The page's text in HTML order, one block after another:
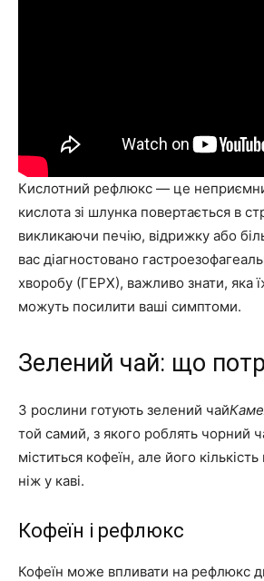
Кислотний рефлюкс — це
кислота зі шлунка повертається в
викликаючи печію, відрижку або
вас діагностовано
хворобу (ГЕРХ), важливо знати, яка
можуть посилити ваші симптоми.
Зелений чай: що
З рослини готують зелений чай
той самий, з якого роблять чорний
міститься кофеїн, але його
ніж у каві.
Кофеїн і рефлюкс
Кофеїн може впливати на рефлюкс